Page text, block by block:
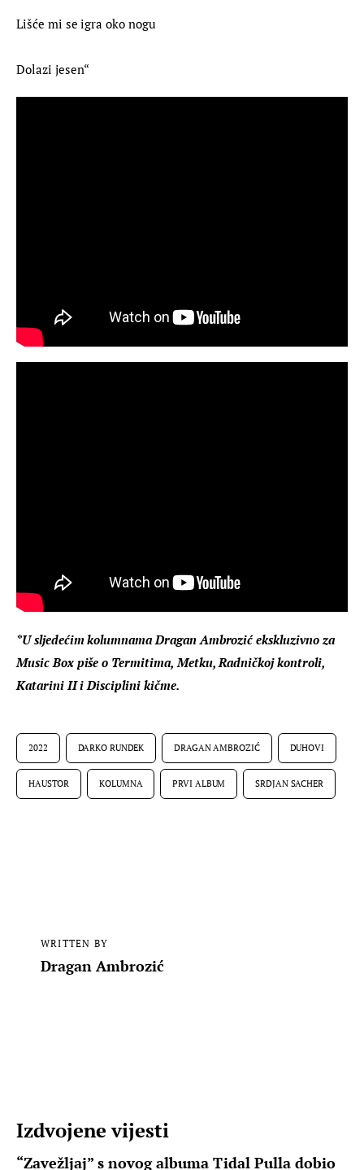
Lišće mi se igra oko nogu
Dolazi jesen“
*U sljedećim kolumnama Dragan Ambrozić ekskluzivno za
Music Box piše o Termitima, Metku, Radničkoj kontroli,
Katarini II i Disciplini kičme.
2022 DARKO RUNDEK DRAGAN AMBROZIĆ DUHOVI
HAUSTOR KOLUMNA PRVI ALBUM SRDJAN SACHER
WRITTEN BY
Dragan Ambrozić
Izdvojene vijesti
“Zavežljaj” s novog albuma Tidal Pulla dobio